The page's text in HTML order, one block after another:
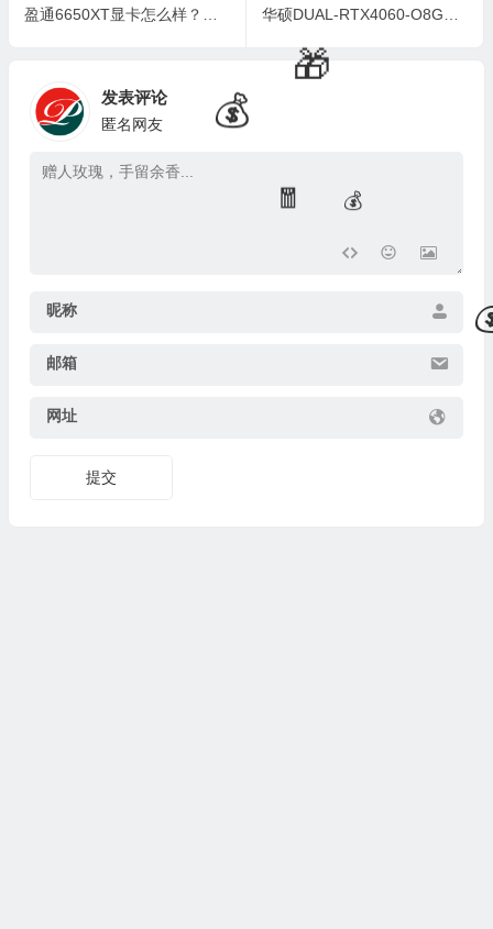
发表评论
匿名网友
昵称
邮箱
网址
提交